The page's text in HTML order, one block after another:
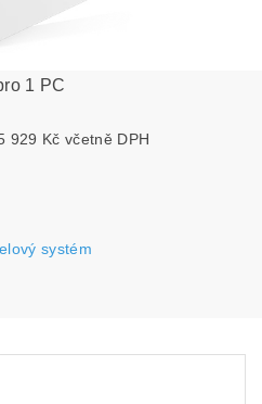
1 PC
od 5 929 Kč včetně DPH
systém